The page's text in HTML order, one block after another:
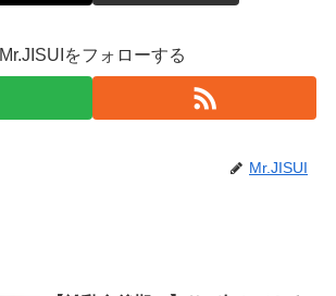
Mr.JISUIをフォローする
Mr.JISUI